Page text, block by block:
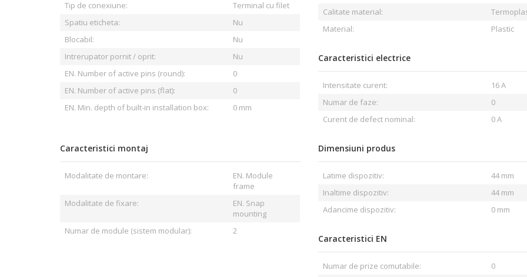
Tip de conexiune:
Terminal cu filet
Spatiu eticheta:
Nu
Blocabil:
Nu
Intrerupator pornit / oprit:
Nu
EN. Number of active pins (round):
0
EN. Number of active pins (flat):
0
EN. Min. depth of built-in installation box:
0 mm
Calitate material:
Material:
Plastic
Caracteristici electrice
Intensitate curent:
16 A
Numar de faze:
0
Curent de defect nominal:
0 A
Caracteristici montaj
Modalitate de montare:
EN. Module
frame
Modalitate de fixare:
EN. Snap
mounting
Numar de module (sistem modular):
2
Dimensiuni produs
Latime dispozitiv:
44 mm
Inaltime dispozitiv:
44 mm
Adancime dispozitiv:
0 mm
Caracteristici EN
Numar de prize comutabile:
0